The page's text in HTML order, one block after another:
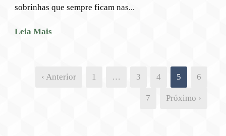
sobrinhas que sempre ficam nas...
Leia Mais
‹ Anterior 1 … 3 4 5 6
7 Próximo ›